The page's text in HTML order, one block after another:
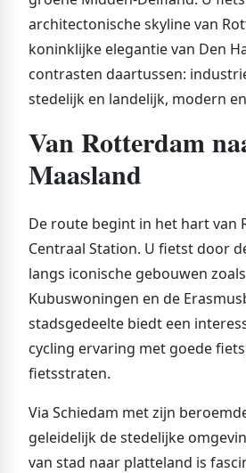
architectonische skyline van
koninklijke elegantie van Den
contrasten daartussen:
stedelijk en landelijk, modern
Van Rotterdam
Maasland
De route begint in het hart van
Centraal Station. U fietst door
langs iconische gebouwen
Kubuswoningen en de
stadsgedeelte biedt een
cycling ervaring met goede
fietsstraten.
Via Schiedam met zijn
geleidelijk de stedelijke
van stad naar platteland is